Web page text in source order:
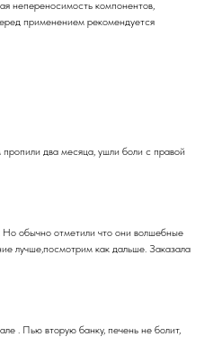
непереносимость компонентов,
применением рекомендуется
два месяца, ушли боли с правой
обычно отметили что они волшебные
лучше,посмотрим как дальше. Заказала
. Пью вторую банку, печень не болит,